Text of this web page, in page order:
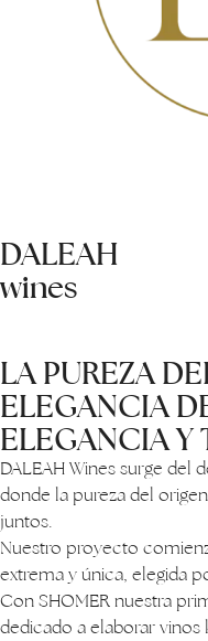
DALEAH
wines
LA PUREZA
ELEGANCIA
ELEGANCIA Y
DALEAH Wines surge del
donde la pureza del
juntos.
Nuestro proyecto
extrema y única, elegida
Con SHOMER nuestra
dedicado a elaborar